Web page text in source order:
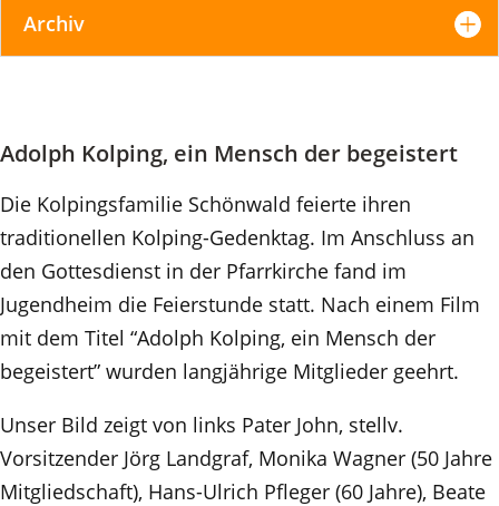
Archiv
Adolph Kolping, ein Mensch der begeistert
Die Kolpingsfamilie Schönwald feierte ihren
traditionellen Kolping-Gedenktag. Im Anschluss an
den Gottesdienst in der Pfarrkirche fand im
Jugendheim die Feierstunde statt. Nach einem Film
mit dem Titel “Adolph Kolping, ein Mensch der
begeistert” wurden langjährige Mitglieder geehrt.
Unser Bild zeigt von links Pater John, stellv.
Vorsitzender Jörg Landgraf, Monika Wagner (50 Jahre
Mitgliedschaft), Hans-Ulrich Pfleger (60 Jahre), Beate